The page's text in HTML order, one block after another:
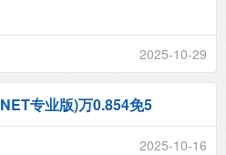
2025-10-29
专业版)万0.854免5
2025-10-16